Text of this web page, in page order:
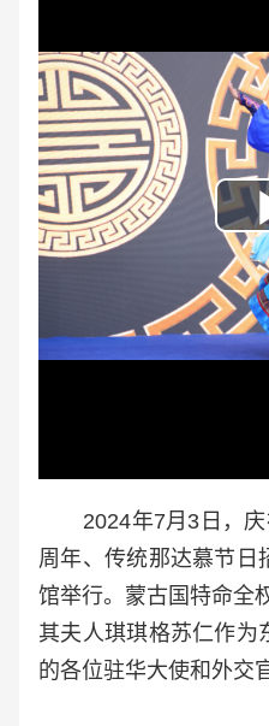
2024年7月3日，
周年、传统那达慕节日
馆举行。蒙古国特命全
其夫人琪琪格苏仁作为
的各位驻华大使和外交